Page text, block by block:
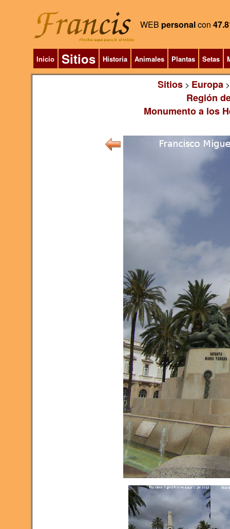
WEB personalcon
Inicio Sitios Historia Animales Plantas Setas
Sitios> Europa
Región
Monumento a los